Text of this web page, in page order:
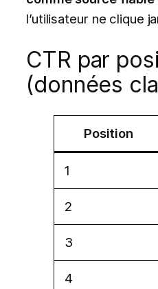
l’utilisateur ne clique
CTR par
(données
Position
1
2
3
4